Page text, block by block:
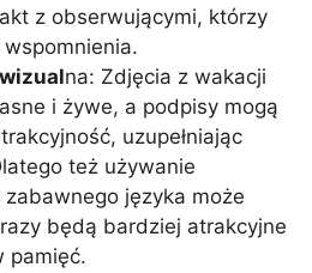
z obserwującymi, którzy
na: Zdjęcia z wakacji
i żywe, a podpisy mogą
uzupełniając
też używanie
języka może
będą bardziej atrakcyjne
pamięć.